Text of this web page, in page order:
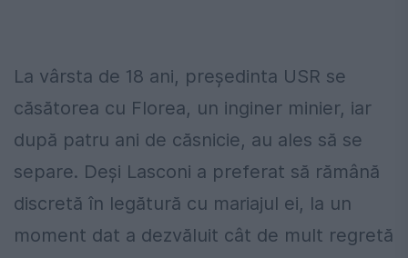
La vârsta de 18 ani, președinta USR se
căsătorea cu Florea, un inginer minier, iar
după patru ani de căsnicie, au ales să se
separe. Deși Lasconi a preferat să rămână
discretă în legătură cu mariajul ei, la un
moment dat a dezvăluit cât de mult regretă